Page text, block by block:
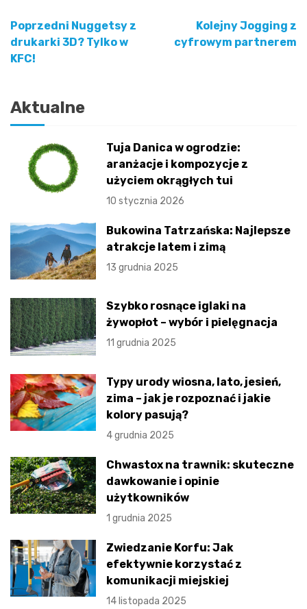
Nawigacja
wpisu
Poprzedni Nuggetsy z
drukarki 3D? Tylko w
KFC!
KolejnyJogging z
cyfrowym partnerem
Aktualne
Tuja Danica w ogrodzie:
aranżacje i kompozycje z
użyciem okrągłych tui
10 stycznia 2026
Bukowina Tatrzańska: Najlepsze
atrakcje latem i zimą
13 grudnia 2025
Szybko rosnące iglaki na
żywopłot – wybór i pielęgnacja
11 grudnia 2025
Typy urody wiosna, lato, jesień,
zima – jak je rozpoznać i jakie
kolory pasują?
4 grudnia 2025
Chwastox na trawnik: skuteczne
dawkowanie i opinie
użytkowników
1 grudnia 2025
Zwiedzanie Korfu: Jak
efektywnie korzystać z
komunikacji miejskiej
14 listopada 2025